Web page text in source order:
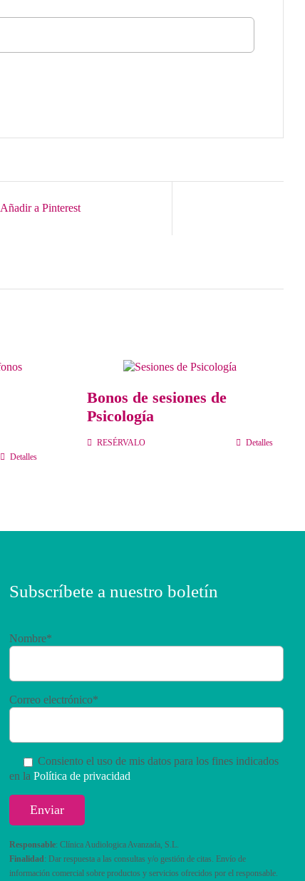
Añadir a Pinterest
Detalles
Bonos de sesiones de
Psicología
RESÉRVALO Detalles
Subscríbete a nuestro boletín
Nombre*
Correo electrónico*
Consiento el uso de mis datos para los fines indicados
en la Política de privacidad
Responsable: Clínica Audiologica Avanzada, S.L.
Finalidad : Dar respuesta a las consultas y/o gestión de citas. Envío de
información comercial sobre productos y servicios ofrecidos por el responsable.